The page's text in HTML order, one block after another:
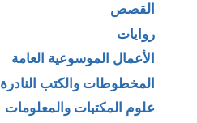
القصص
روايات
الأعمال الموسوعية العامة
المخطوطات والكتب النادرة
علوم المكتبات والمعلومات